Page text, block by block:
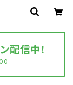
配信中！